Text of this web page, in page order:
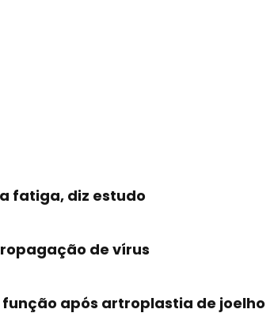
fatiga, diz estudo
de vírus
após artroplastia de joelho